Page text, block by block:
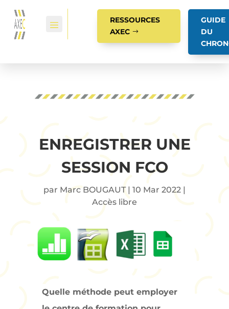
RESSOURCES
AXEC
GUIDE
DU
ENREGISTRER UNE
SESSION FCO
par Marc BOUGAUT| 10 Mar 2022
Accès libre
Quelle méthode peut employer